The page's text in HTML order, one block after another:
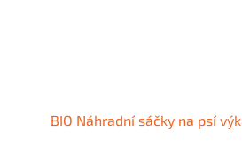
BIO Náhradní sáčky na psí